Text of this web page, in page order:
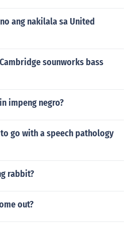
ang nakilala sa United
sounworks bass
impeng negro?
go with a speech pathology
rabbit?
out?